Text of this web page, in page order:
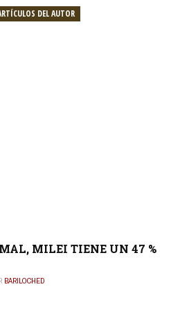
DEL AUTOR
MILEI TIENE UN 47 %
BARILOCHED